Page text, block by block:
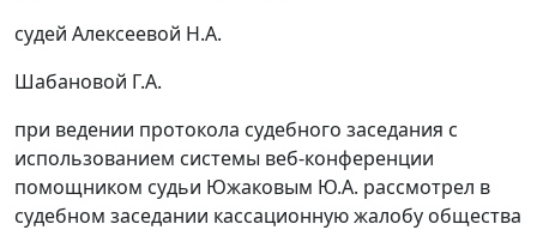
судей Алексеевой Н.А.
Шабановой Г.А.
при ведении протокола судебного заседания с
использованием системы веб-конференции
помощником судьи Южаковым Ю.А. рассмотрел в
судебном заседании кассационную жалобу общества